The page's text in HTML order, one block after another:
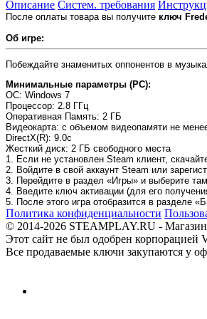
Описание Систем. требования
После оплаты товара вы получите ключ
Об игре:
Побеждайте знаменитых оппонентов в
Минимальные параметры (PC):
OC: Windows 7
Процессор: 2.8 ГГц
Оперативная Память: 2 ГБ
Видеокарта: с объемом видеопамяти не
DirectX(R): 9.0c
Жесткий диск: 2 ГБ свободного места
1. Если не установлен Steam клиент,
2. Войдите в свой аккаунт Steam или
3. Перейдите в раздел «Игры» и выберите
4. Введите ключ активации (для его
5. После этого игра отобразится в разделе
Политика конфиденциальности
© 2014-2026 STEAMPLAY.RU - Магазин
Этот сайт не был одобрен корпорацией
Все продаваемые ключи закупаются у